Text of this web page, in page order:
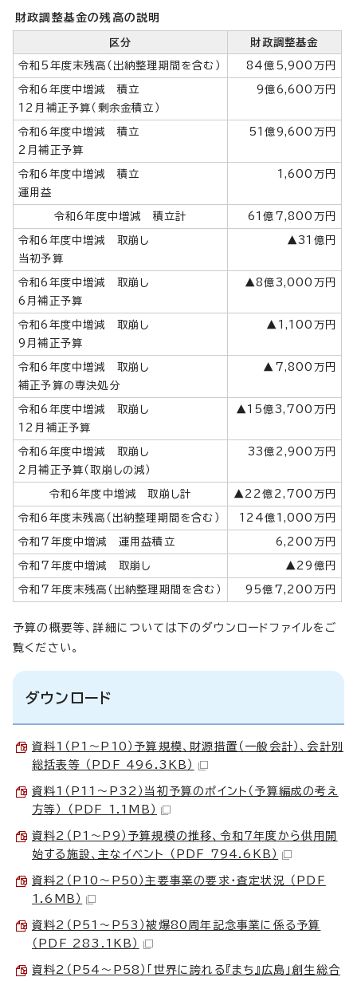
財政調整基金の残高の説明
区分 財政調整基金
令和5年度末残高（出納整理期間を含む） 84億5,900万円
令和6年度中増減 積立
12月補正予算（剰余金積立）
9億6,600万円
令和6年度中増減 積立
2月補正予算
51億9,600万円
令和6年度中増減 積立
運用益
1,600万円
令和6年度中増減 積立計 61億7,800万円
令和6年度中増減 取崩し
当初予算
▲31億円
令和6年度中増減 取崩し
6月補正予算
▲8億3,000万円
令和6年度中増減 取崩し
9月補正予算
▲1,100万円
令和6年度中増減 取崩し
補正予算の専決処分
▲7,800万円
令和6年度中増減 取崩し
12月補正予算
▲15億3,700万円
令和6年度中増減 取崩し
2月補正予算（取崩しの減）
33億2,900万円
令和6年度中増減 取崩し計 ▲22億2,700万円
令和6年度末残高（出納整理期間を含む） 124億1,000万円
令和7年度中増減 運用益積立 6,200万円
令和7年度中増減 取崩し ▲29億円
令和7年度末残高（出納整理期間を含む） 95億7,200万円
予算の概要等、詳細については下のダウンロードファイルをご
覧ください。
ダウンロード
資料1（P1～P10）予算規模、財源措置（一般会計）、会計別
総括表等 （PDF 496.3KB）
資料1（P11～P32）当初予算のポイント（予算編成の考え
方等） （PDF 1.1MB）
資料2（P1～P9）予算規模の推移、令和7年度から供用開
始する施設、主なイベント （PDF 794.6KB）
資料2（P10～P50）主要事業の要求・査定状況 （PDF
1.6MB）
資料2（P51～P53）被爆80周年記念事業に係る予算
（PDF 283.1KB）
資料2（P54～P58）「世界に誇れる『まち』広島」創生総合